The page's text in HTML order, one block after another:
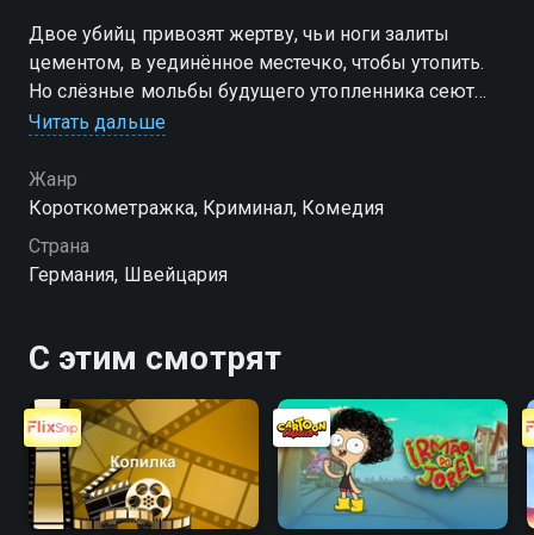
Двое убийц привозят жертву, чьи ноги залиты
цементом, в уединённое местечко, чтобы утопить.
Но слёзные мольбы будущего утопленника сеют
раздор между подельниками, которые не могут
Читать дальше
Жанр
Короткометражка, Криминал, Комедия
Страна
Германия, Швейцария
С этим смотрят